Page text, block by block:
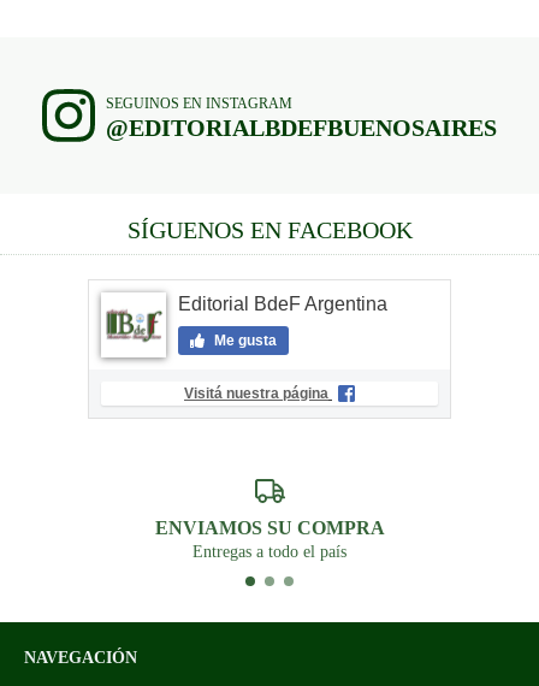
SEGUINOS EN INSTAGRAM
@EDITORIALBDEFBUENOSAIRES
SÍGUENOS EN FACEBOOK
Editorial BdeF Argentina
Me gusta
Visitá nuestra página
ENVIAMOS SU COMPRA
Entregas a todo el país
NAVEGACIÓN